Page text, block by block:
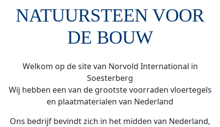
NATUURSTEEN VOOR
DE BOUW
Welkom op de site van Norvold International in
Soesterberg
Wij hebben een van de grootste voorraden vloertegels
en plaatmaterialen van Nederland
Ons bedrijf bevindt zich in het midden van Nederland,